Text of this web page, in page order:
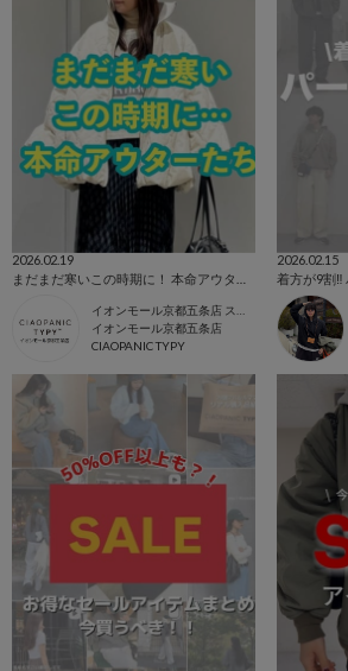
2026.02.19
イオンモール京都五条店
CIAOPANIC TYPY
2026.02.15
着方が9割‼️